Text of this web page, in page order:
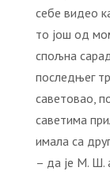
себе видео
то још од
спољна
последњег
саветовао,
саветима
имала са
– да је М. Ш.